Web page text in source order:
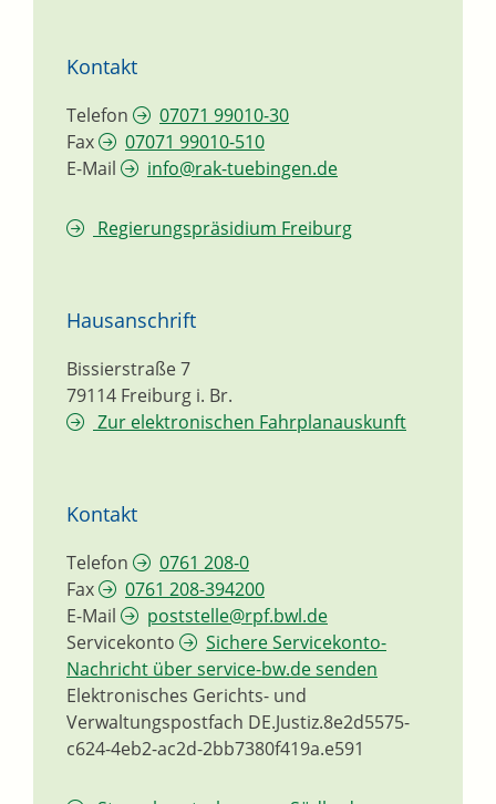
Kontakt
Telefon
07071 99010-30
Fax
07071 99010-510
E-Mail
info@rak-tuebingen.de
Regierungspräsidium Freiburg
Hausanschrift
Bissierstraße 7
79114 Freiburg i. Br.
Zur elektronischen Fahrplanauskunft
Kontakt
Telefon
0761 208-0
Fax
0761 208-394200
E-Mail
poststelle@rpf.bwl.de
Servicekonto
Sichere Servicekonto-
Nachricht über service-bw.de senden
Elektronisches Gerichts- und
Verwaltungspostfach DE.Justiz.8e2d5575-
c624-4eb2-ac2d-2bb7380f419a.e591